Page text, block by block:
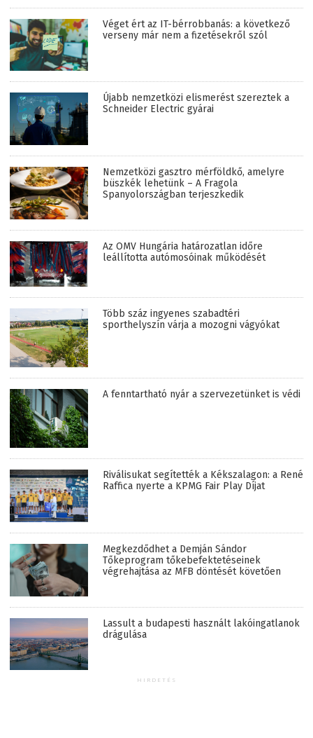
Véget ért az IT-bérrobbanás: a következő
verseny már nem a fizetésekről szól
Újabb nemzetközi elismerést szereztek a
Schneider Electric gyárai
Nemzetközi gasztro mérföldkő, amelyre
büszkék lehetünk – A Fragola
Spanyolországban terjeszkedik
Az OMV Hungária határozatlan időre
leállította autómosóinak működését
Több száz ingyenes szabadtéri
sporthelyszín várja a mozogni vágyókat
A fenntartható nyár a szervezetünket is védi
Riválisukat segítették a Kékszalagon: a René
Raffica nyerte a KPMG Fair Play Díjat
Megkezdődhet a Demján Sándor
Tőkeprogram tőkebefektetéseinek
végrehajtása az MFB döntését követően
Lassult a budapesti használt lakóingatlanok
drágulása
HIRDETÉS